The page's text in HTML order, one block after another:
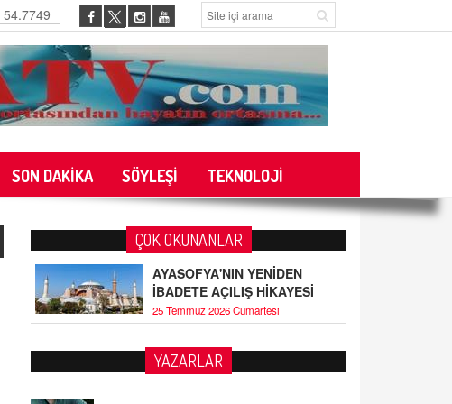
54.7749
SON DAKİKA SÖYLEŞİ TEKNOLOJİ
ÇOK OKUNANLAR
AYASOFYA'NIN YENİDEN
İBADETE AÇILIŞ HİKAYESİ
25 Temmuz 2026 Cumartesi
YAZARLAR